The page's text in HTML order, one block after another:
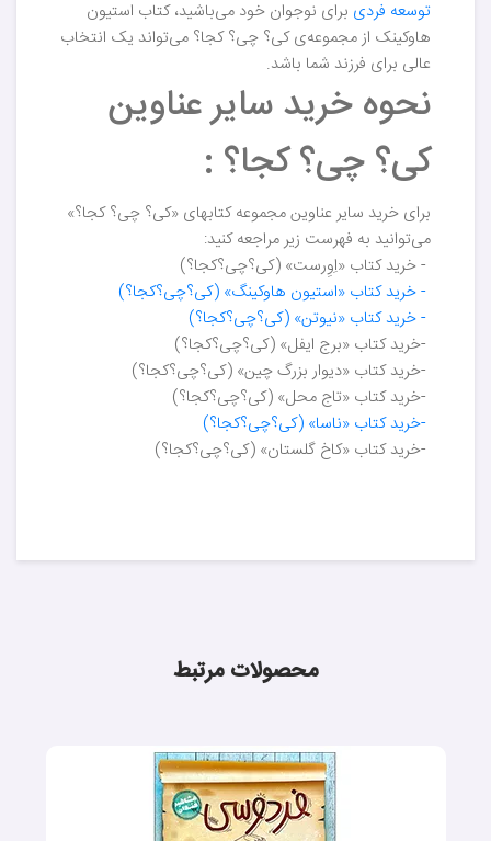
توسعه فردی برای نوجوان خود می‌باشید، کتاب استیون
هاوکینک از مجموعه‌ی کی؟ چی؟ کجا؟ می‌تواند یک انتخاب
عالی برای فرزند شما باشد.
نحوه خرید سایر عناوین
کی؟ چی؟ کجا؟ :
برای خرید سایر عناوین مجموعه کتابهای «کی؟ چی؟ کجا؟»
می‌توانید به فهرست زیر مراجعه کنید:
- خرید کتاب «اِوِرست» (کی؟چی؟کجا؟)
- خرید کتاب «استیون هاوکینگ» (کی؟چی؟کجا؟)
- خرید کتاب «نیوتن» (کی؟چی؟کجا؟)
-خرید کتاب «برج ایفل» (کی؟چی؟کجا؟)
-خرید کتاب «دیوار بزرگ چین» (کی؟چی؟کجا؟)
-خرید کتاب «تاج محل» (کی؟چی؟کجا؟)
-خرید کتاب «ناسا» (کی؟چی؟کجا؟)
-خرید کتاب «کاخ گلستان» (کی؟چی؟کجا؟)
محصولات مرتبط